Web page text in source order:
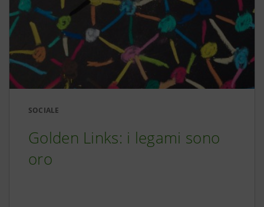
SOCIALE
Golden Links: i legami sono
oro